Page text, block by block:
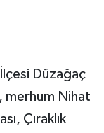
Düzağaç
merhum Nihat
Çıraklık